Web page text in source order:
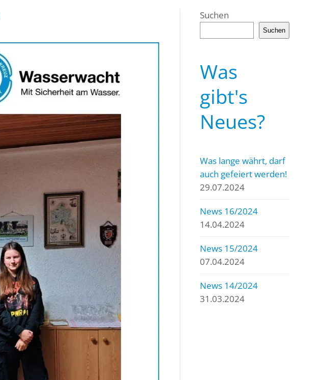
Suchen
Suchen
Was
gibt's
Neues?
Was lange währt, darf
auch gefeiert werden!
29.07.2024
News 16/2024
14.04.2024
News 15/2024
07.04.2024
News 14/2024
31.03.2024